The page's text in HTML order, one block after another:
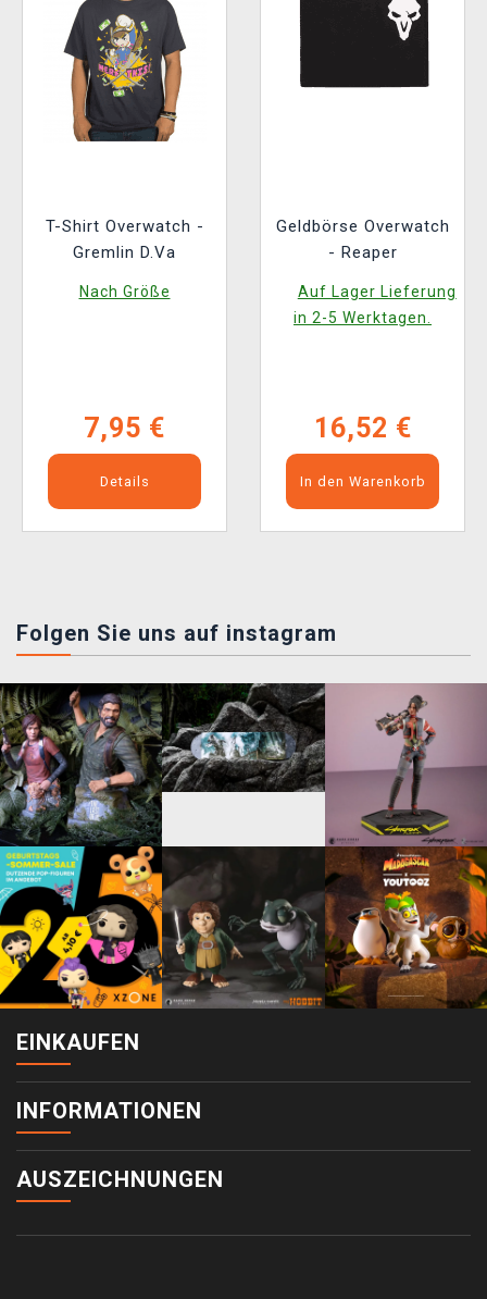
T-Shirt Overwatch -
Gremlin D.Va
Nach Größe
7,95 €
Details
Geldbörse Overwatch
- Reaper
Auf Lager Lieferung
in 2-5 Werktagen.
16,52 €
In den Warenkorb
Folgen Sie uns auf instagram
EINKAUFEN
INFORMATIONEN
AUSZEICHNUNGEN